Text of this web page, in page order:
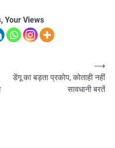
Your Views
डेंगू का बड़ता प्रकोप, कोताही नहीं
सावधानी बरतें
⟶